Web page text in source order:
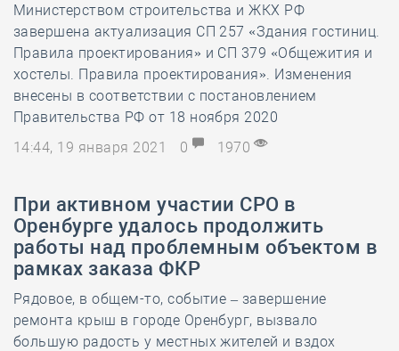
Министерством строительства и ЖКХ РФ
завершена актуализация СП 257 «Здания гостиниц.
Правила проектирования» и СП 379 «Общежития и
хостелы. Правила проектирования». Изменения
внесены в соответствии с постановлением
Правительства РФ от 18 ноября 2020
14:44, 19 января 2021
0 1970
При активном участии СРО в
Оренбурге удалось продолжить
работы над проблемным объектом в
рамках заказа ФКР
Рядовое, в общем-то, событие – завершение
ремонта крыш в городе Оренбург, вызвало
большую радость у местных жителей и вздох